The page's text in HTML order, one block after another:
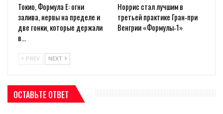
Токио, Формула E: огни
залива, нервы на пределе и
две гонки, которые держали
в…
Норрис стал лучшим в
третьей практике Гран‑при
Венгрии «Формулы‑1»
PREV NEXT
ОСТАВЬТЕ ОТВЕТ